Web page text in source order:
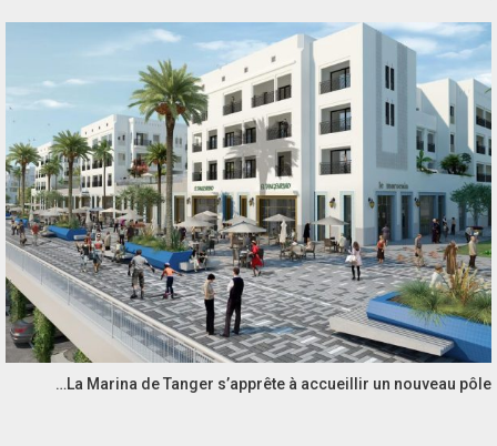
La Marina de Tanger s’apprête à accueillir un nouveau pôle…